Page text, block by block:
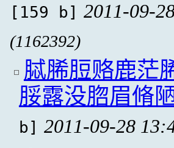
[159 b] 2011-09-
(1162392)
脦脪脰赂鹿茫
脮露没脗眉脩
b] 2011-09-28